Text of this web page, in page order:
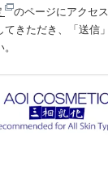
のページにアクセ
てきただき、「送信